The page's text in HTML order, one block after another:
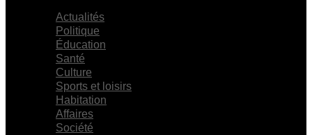
Actualités
Politique
Éducation
Santé
Culture
Sports et loisirs
Habitation
Affaires
Société